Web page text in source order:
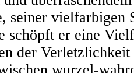
seiner
schöpft er eine
der